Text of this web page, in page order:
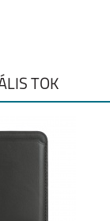
TOK